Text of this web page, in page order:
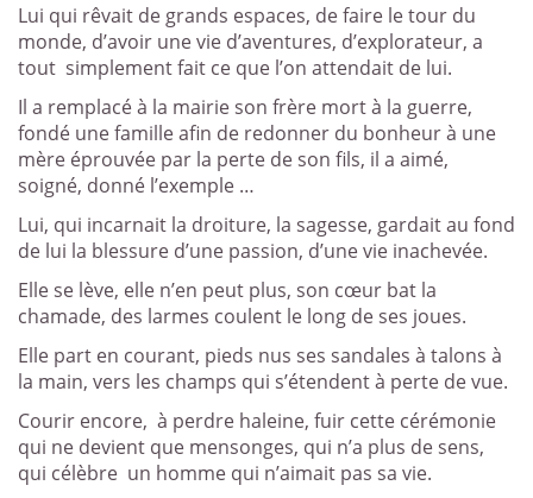
Lui qui rêvait de grands espaces, de faire le tour du
monde, d’avoir une vie d’aventures, d’explorateur, a
tout simplement fait ce que l’on attendait de lui.
Il a remplacé à la mairie son frère mort à la guerre,
fondé une famille afin de redonner du bonheur à une
mère éprouvée par la perte de son fils, il a aimé,
soigné, donné l’exemple …
Lui, qui incarnait la droiture, la sagesse, gardait au fond
de lui la blessure d’une passion, d’une vie inachevée.
Elle se lève, elle n’en peut plus, son cœur bat la
chamade, des larmes coulent le long de ses joues.
Elle part en courant, pieds nus ses sandales à talons à
la main, vers les champs qui s’étendent à perte de vue.
Courir encore, à perdre haleine, fuir cette cérémonie
qui ne devient que mensonges, qui n’a plus de sens,
qui célèbre un homme qui n’aimait pas sa vie.